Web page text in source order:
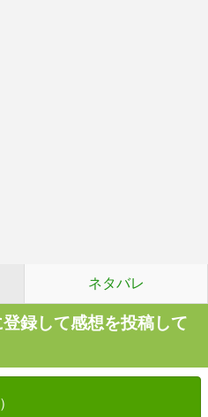
ネタバレ
録して感想を投稿して